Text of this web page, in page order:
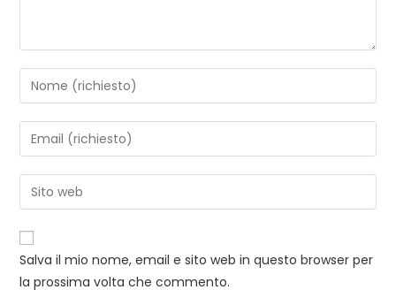
Inserisci
il
tuo
nome
nome
utente
per
commentare
Inserisci
il
tuo
indirizzo
per
commentare
Inserisci
l'URL
del
sito
web
(facoltativo)
Salva il mio nome, email e sito web in questo browser per
la prossima volta che commento.